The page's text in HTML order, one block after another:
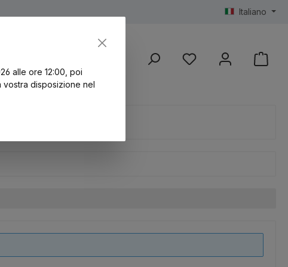
Italiano
Last ChanceHai 0 articoli nella lista
alle ore 12:00, poi
vostra disposizione nel